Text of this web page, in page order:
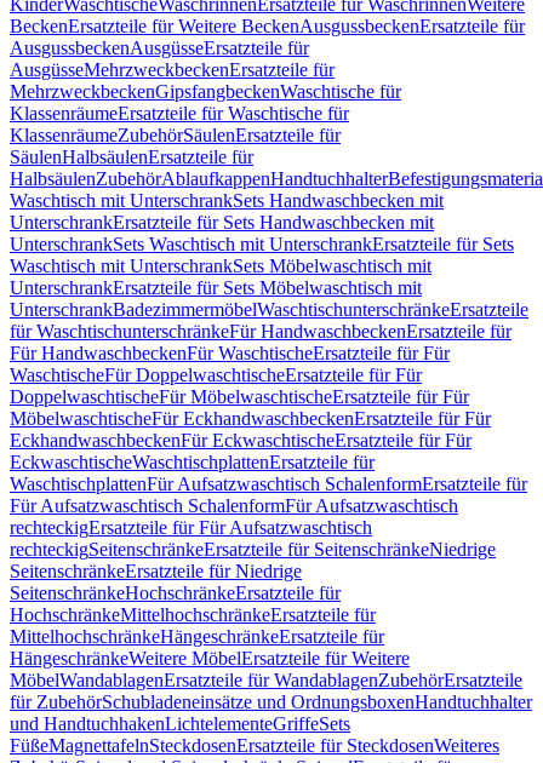
KinderWaschtischeWaschrinnenErsatzteile für WaschrinnenWeitere
BeckenErsatzteile für Weitere BeckenAusgussbeckenErsatzteile für
AusgussbeckenAusgüsseErsatzteile für
AusgüsseMehrzweckbeckenErsatzteile für
MehrzweckbeckenGipsfangbeckenWaschtische für
KlassenräumeErsatzteile für Waschtische für
KlassenräumeZubehörSäulenErsatzteile für
SäulenHalbsäulenErsatzteile für
HalbsäulenZubehörAblaufkappenHandtuchhalter
Waschtisch mit UnterschrankSets Handwaschbecken mit
UnterschrankErsatzteile für Sets Handwaschbecken mit
UnterschrankSets Waschtisch mit UnterschrankErsatzteile für Sets
Waschtisch mit UnterschrankSets Möbelwaschtisch mit
UnterschrankErsatzteile für Sets Möbelwaschtisch mit
UnterschrankBadezimmermöbelWaschtischunterschränkeErsatzteile
für WaschtischunterschränkeFür HandwaschbeckenErsatzteile für
Für HandwaschbeckenFür WaschtischeErsatzteile für Für
WaschtischeFür DoppelwaschtischeErsatzteile für Für
DoppelwaschtischeFür MöbelwaschtischeErsatzteile für Für
MöbelwaschtischeFür EckhandwaschbeckenErsatzteile für Für
EckhandwaschbeckenFür EckwaschtischeErsatzteile für Für
EckwaschtischeWaschtischplattenErsatzteile für
WaschtischplattenFür Aufsatzwaschtisch SchalenformErsatzteile für
Für Aufsatzwaschtisch SchalenformFür Aufsatzwaschtisch
rechteckigErsatzteile für Für Aufsatzwaschtisch
rechteckigSeitenschränkeErsatzteile für SeitenschränkeNiedrige
SeitenschränkeErsatzteile für Niedrige
SeitenschränkeHochschränkeErsatzteile für
HochschränkeMittelhochschränkeErsatzteile für
MittelhochschränkeHängeschränkeErsatzteile für
HängeschränkeWeitere MöbelErsatzteile für Weitere
MöbelWandablagenErsatzteile für WandablagenZubehörErsatzteile
für ZubehörSchubladeneinsätze und OrdnungsboxenHandtuchhalter
und HandtuchhakenLichtelementeGriffeSets
FüßeMagnettafelnSteckdosenErsatzteile für SteckdosenWeiteres